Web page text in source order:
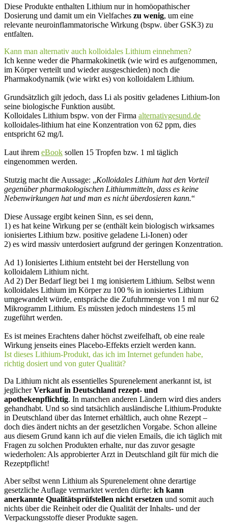
Diese Produkte enthalten Lithium nur in homöopathischer
Dosierung und damit um ein Vielfaches zu wenig, um eine
relevante neuroinflammatorische Wirkung (bspw. über GSK3) zu
entfalten.
Kann man alternativ auch kolloidales Lithium einnehmen?
Ich kenne weder die Pharmakokinetik (wie wird es aufgenommen,
im Körper verteilt und wieder ausgeschieden) noch die
Pharmakodynamik (wie wirkt es) von kolloidalem Lithium.
Grundsätzlich gilt jedoch, dass Li als positiv geladenes Lithium-Ion
seine biologische Funktion ausübt.
Kolloidales Lithium bspw. von der Firma alternativgesund.de
kolloidales-lithium hat eine Konzentration von 62 ppm, dies
entspricht 62 mg/l.
Laut ihrem eBook sollen 15 Tropfen bzw. 1 ml täglich
eingenommen werden.
Stutzig macht die Aussage: „Kolloidales Lithium hat den Vorteil
gegenüber pharmakologischen Lithiummitteln, dass es keine
Nebenwirkungen hat und man es nicht überdosieren kann.“
Diese Aussage ergibt keinen Sinn, es sei denn,
1) es hat keine Wirkung per se (enthält kein biologisch wirksames
ionisiertes Lithium bzw. positive geladene Li-Ionen) oder
2) es wird massiv unterdosiert aufgrund der geringen Konzentration.
Ad 1) Ionisiertes Lithium entsteht bei der Herstellung von
kolloidalem Lithium nicht.
Ad 2) Der Bedarf liegt bei 1 mg ionisiertem Lithium. Selbst wenn
kolloidales Lithium im Körper zu 100 % in ionisiertes Lithium
umgewandelt würde, entspräche die Zufuhrmenge von 1 ml nur 62
Mikrogramm Lithium. Es müssten jedoch mindestens 15 ml
zugeführt werden.
Es ist meines Erachtens daher höchst zweifelhaft, ob eine reale
Wirkung jenseits eines Placebo-Effekts erzielt werden kann.
Ist dieses Lithium-Produkt, das ich im Internet gefunden habe,
richtig dosiert und von guter Qualität?
Da Lithium nicht als essentielles Spurenelement anerkannt ist, ist
jeglicherVerkauf in Deutschland rezept- und
apothekenpflichtig. In manchen anderen Ländern wird dies anders
gehandhabt. Und so sind tatsächlich ausländische Lithium-Produkte
in Deutschland über das Internet erhältlich, auch ohne Rezept –
doch dies ändert nichts an der gesetzlichen Vorgabe. Schon alleine
aus diesem Grund kann ich auf die vielen Emails, die ich täglich mit
Fragen zu solchen Produkten erhalte, nur das zuvor gesagte
wiederholen: Als approbierter Arzt in Deutschland gilt für mich die
Rezeptpflicht!
Aber selbst wenn Lithium als Spurenelement ohne derartige
gesetzliche Auflage vermarktet werden dürfte: ich kann
anerkannte Qualitätsprüfstellen nicht ersetzen und somit auch
nichts über die Reinheit oder die Qualität der Inhalts- und der
Verpackungsstoffe dieser Produkte sagen.